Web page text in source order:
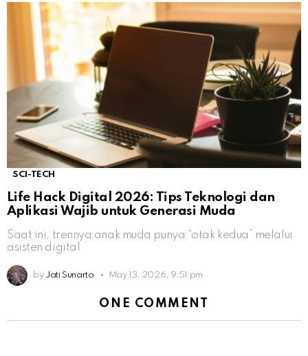
SCI-TECH
Life Hack Digital 2026: Tips Teknologi dan
Aplikasi Wajib untuk Generasi Muda
Saat ini, trennya anak muda punya “otak kedua” melalui
asisten digital
by Jati Sunarto May 13, 2026, 9:51 pm
ONE COMMENT